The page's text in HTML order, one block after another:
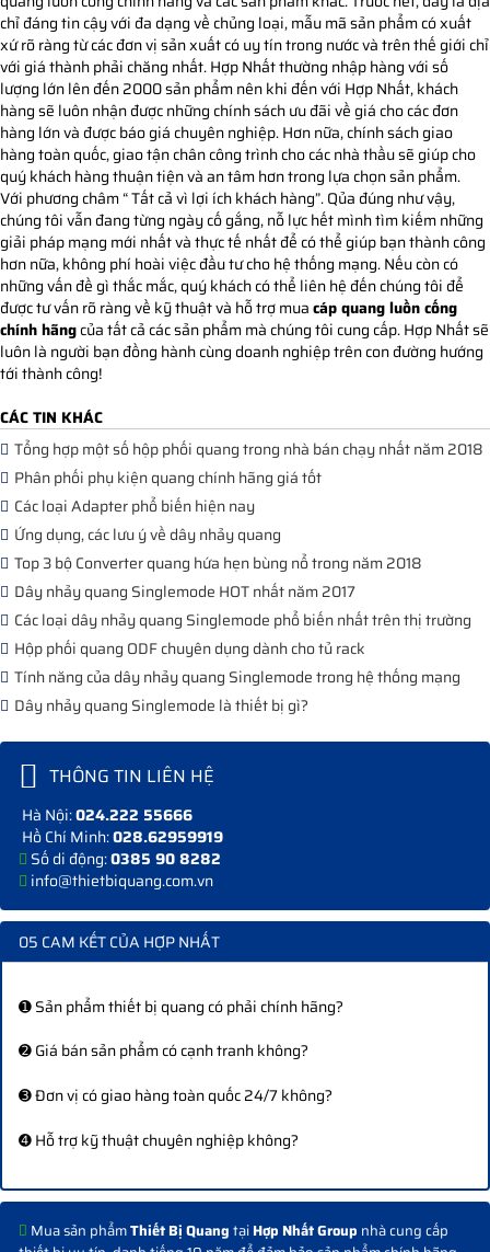
chỉ đáng tin cậy với đa dạng về chủng loại, mẫu mã sản phẩm có xuất
xứ rõ ràng từ các đơn vị sản xuất có uy tín trong nước và trên thế giới chỉ
với giá thành phải chăng nhất. Hợp Nhất thường nhập hàng với số
lượng lớn lên đến 2000 sản phẩm nên khi đến với Hợp Nhất, khách
hàng sẽ luôn nhận được những chính sách ưu đãi về giá cho các đơn
hàng lớn và được báo giá chuyên nghiệp. Hơn nữa, chính sách giao
hàng toàn quốc, giao tận chân công trình cho các nhà thầu sẽ giúp cho
quý khách hàng thuận tiện và an tâm hơn trong lựa chọn sản phẩm.
Với phương châm “ Tất cả vì lợi ích khách hàng”. Qủa đúng như vậy,
chúng tôi vẫn đang từng ngày cố gắng, nỗ lực hết mình tìm kiếm những
giải pháp mạng mới nhất và thực tế nhất để có thể giúp bạn thành công
hơn nữa, không phí hoài việc đầu tư cho hệ thống mạng. Nếu còn có
những vấn đề gì thắc mắc, quý khách có thể liên hệ đến chúng tôi để
được tư vấn rõ ràng về kỹ thuật và hỗ trợ muacáp quang luồn cống
chính hãngcủa tất cả các sản phẩm mà chúng tôi cung cấp. Hợp Nhất sẽ
luôn là người bạn đồng hành cùng doanh nghiệp trên con đường hướng
tới thành công!
CÁC TIN KHÁC
Tổng hợp một số hộp phối quang trong nhà bán chạy nhất năm 2018
Phân phối phụ kiện quang chính hãng giá tốt
Các loại Adapter phổ biến hiện nay
Ứng dụng, các lưu ý về dây nhảy quang
Top 3 bộ Converter quang hứa hẹn bùng nổ trong năm 2018
Dây nhảy quang Singlemode HOT nhất năm 2017
Các loại dây nhảy quang Singlemode phổ biến nhất trên thị trường
Hộp phối quang ODF chuyên dụng dành cho tủ rack
Tính năng của dây nhảy quang Singlemode trong hệ thống mạng
Dây nhảy quang Singlemode là thiết bị gì?
THÔNG TIN LIÊN HỆ
Hà Nội:024.222 55666
Hồ Chí Minh:028.62959919
Số di động:0385 90 8282
info@thietbiquang.com.vn
05 CAM KẾT CỦA HỢP NHẤT
➊ Sản phẩm thiết bị quang có phải chính hãng?
➋ Giá bán sản phẩm có cạnh tranh không?
➌ Đơn vị có giao hàng toàn quốc 24/7 không?
➍ Hỗ trợ kỹ thuật chuyên nghiệp không?
Mua sản phẩmThiết Bị QuangtạiHợp Nhất Group nhà cung cấp